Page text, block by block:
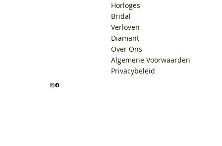
Horloges
Bridal
Verloven
Diamant
Over Ons
Algemene Voorwaarden
Privacybeleid